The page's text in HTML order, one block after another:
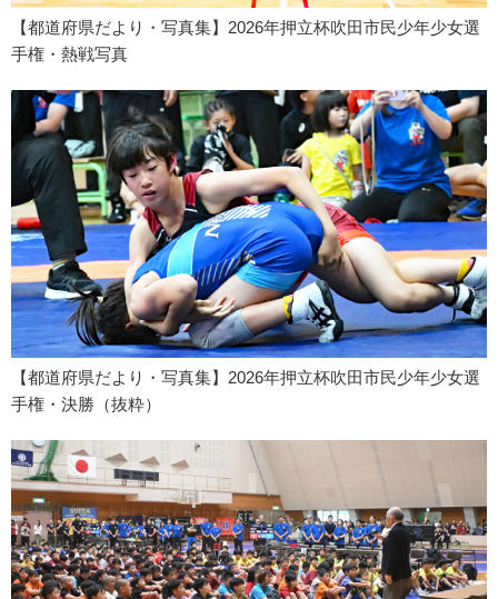
【都道府県だより・写真集】2026年押立杯吹田市民少年少女選
手権・熱戦写真
【都道府県だより・写真集】2026年押立杯吹田市民少年少女選
手権・決勝（抜粋）